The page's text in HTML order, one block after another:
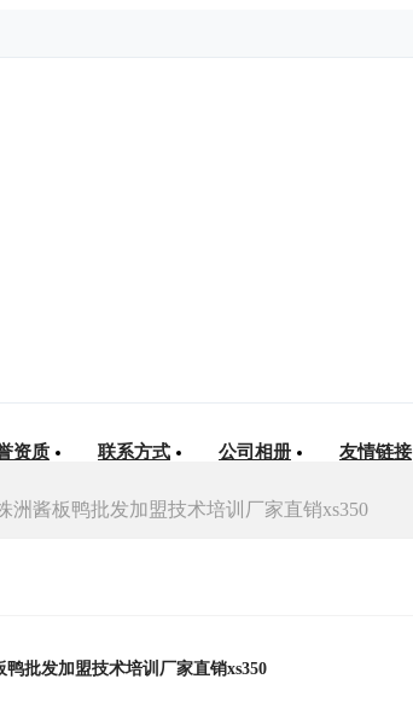
资质 联系方式 公司相册 友情链接
洲酱板鸭批发加盟技术培训厂家直销xs350
鸭批发加盟技术培训厂家直销xs350